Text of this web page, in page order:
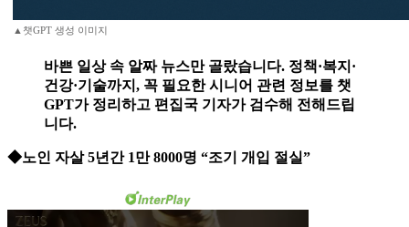
▲챗GPT 생성 이미지
바쁜 일상 속 알짜 뉴스만 골랐습니다. 정책·복지·
건강·기술까지, 꼭 필요한 시니어 관련 정보를 챗
GPT가 정리하고 편집국 기자가 검수해 전해드립
니다.
◆노인 자살 5년간 1만 8000명 “조기 개입 절실”